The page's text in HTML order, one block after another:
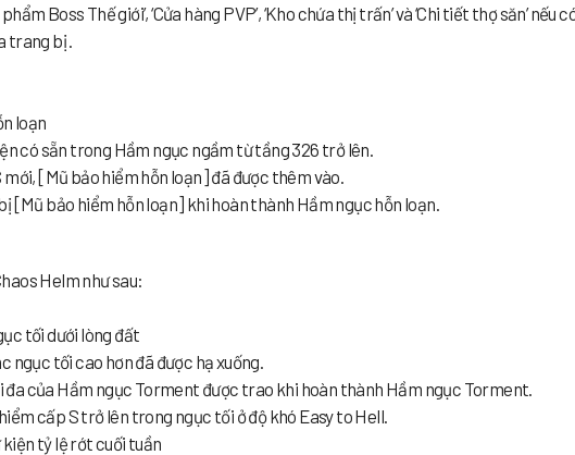
Boss Thế giới’, ‘Cửa hàng PVP’, ‘Kho chứa thị trấn’ và ‘Chi tiết thợ săn’ nếu
trang bị .
loạn
có sẵn trong Hầm ngục ngầm từ tầng 326 trở lên.
[Mũ bảo hiểm hỗn loạn] đã được thêm vào.
[Mũ bảo hiểm hỗn loạn] khi hoàn thành Hầm ngục hỗn loạn.
Helm như sau:
tối dưới lòng đất
ngục tối cao hơn đã được hạ xuống.
đa của Hầm ngục Torment được trao khi hoàn thành Hầm ngục Torment.
cấp S trở lên trong ngục tối ở độ khó Easy to Hell.
tỷ lệ rớt cuối tuần